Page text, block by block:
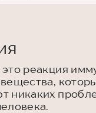
реакция
никаких